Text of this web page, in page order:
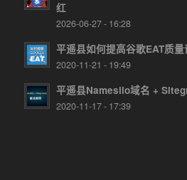
红
2026-06-27 - 16:28
平遥县如何提高谷歌EAT质量
2020-11-21 - 19:49
平遥县Namesilo域名 +
2020-11-17 - 17:39